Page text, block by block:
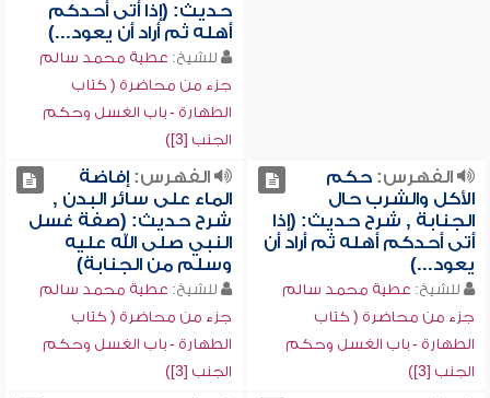
حديث: (إذا أتى أحدكم
أهله ثم أراد أن يعود...)
للشيخ: عطية محمد سالم
جزء من محاضرة ( كتاب
الطهارة - باب الغسل وحكم
الجنب [3])
الفهرس:حكم
الأكل والشرب حال
الجنابة , شرح حديث: (إذا
أتى أحدكم أهله ثم أراد أن
يعود...)
للشيخ: عطية محمد سالم
جزء من محاضرة ( كتاب
الطهارة - باب الغسل وحكم
الجنب [3])
الفهرس:إفاضة
الماء على سائر البدن ,
شرح حديث: (صفة غسل
النبي صلى الله عليه
وسلم من الجنابة)
للشيخ: عطية محمد سالم
جزء من محاضرة ( كتاب
الطهارة - باب الغسل وحكم
الجنب [3])